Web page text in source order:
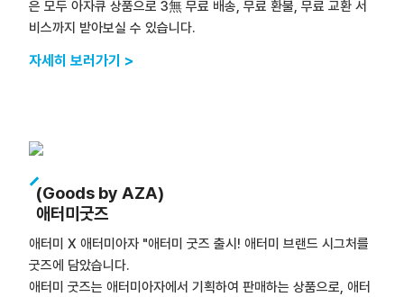
은 모두 아자큐 상품으로 3無 무료 배송, 무료 환불, 무료 교환 서
비스까지 받아보실 수 있습니다.
자세히 보러가기 >
(Goods by AZA)
애터미굿즈
애터미 X 애터미아자 "애터미 굿즈 출시! 애터미 브랜드 시그처를
굿즈에 담았습니다.
애터미 굿즈는 애터미아자에서 기획하여 판매하는 상품으로, 애터